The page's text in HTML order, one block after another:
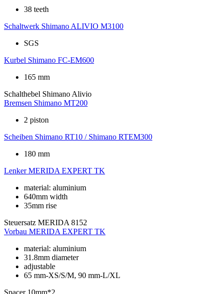
38 teeth
Schaltwerk Shimano ALIVIO M3100
SGS
Kurbel Shimano FC-EM600
165 mm
Schalthebel Shimano Alivio
Bremsen Shimano MT200
2 piston
Scheiben Shimano RT10 / Shimano RTEM300
180 mm
Lenker MERIDA EXPERT TK
material: aluminium
640mm width
35mm rise
Steuersatz MERIDA 8152
Vorbau MERIDA EXPERT TK
material: aluminium
31.8mm diameter
adjustable
65 mm-XS/S/M, 90 mm-L/XL